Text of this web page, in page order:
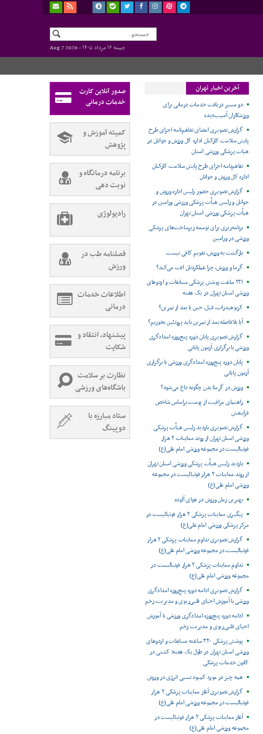
جمعه ۱۶ مرداد ۱۴۰۵ -
Aug 7 2026
آخرین اخبار تهران
دو مسیر دریافت خدمات درمانی برای
ورزشکاران آسیب‌دیده
گزارش تصویری امضای تفاهم‌نامه اجرای طرح
پایش سلامت کارکنان اداره کل ورزش و جوانان در
هیات پزشکی ورزشی استان
تفاهم‌نامه اجرای طرح پایش سلامت کارکنان
اداره کل ورزش و جوانان
گزارش تصویری حضور رئیس اداره ورزش و
جوانان و رئیس هیأت پزشکی ورزشی ورامین در
هیأت پزشکی ورزشی استان تهران
برنامه‌ریزی برای توسعه زیرساخت‌های پزشکی
ورزشی در ورامین
بازگشت به ورزش، تقویم کافی نیست
گرما و ورزش، چرا عملکردتان افت می‌کند؟
۲۲۱ ساعت پوشش پزشکی مسابقات و اردوهای
ورزشی استان تهران در یک هفته
کربوهیدرات، قبل، حین یا بعد از تمرین؟
آیا بلافاصله بعد از تمرین باید پروتئین بخوریم؟
گزارش تصویری پایان دوره پنج‌روزه امدادگری
ورزشی با برگزاری آزمون پایانی
پایان دوره پنج‌روزه امدادگری ورزشی با برگزاری
آزمون پایانی
ورزش در گرما؛ بدن چگونه داغ می‌شود؟
راهنمای مراقبت از پوست براساس شاخص
فرابنفش
گزارش تصویری بازدید رئیس هیأت پزشکی
ورزشی استان تهران از روند معاینات ۲ هزار
فوتبالیست در مجموعه ورزشی امام علی(ع)
بازدید رئیس هیأت پزشکی ورزشی استان تهران
از روند معاینات ۲ هزار فوتبالیست در مجموعه
ورزشی امام علی(ع)
بهترین زمان ورزش در هوای آلوده
پیگیری معاینات پزشکی ۲ هزار فوتبالیست در
مرکز پزشکی ورزشی امام علی(ع)
گزارش تصویری تداوم معاینات پزشکی ۲ هزار
فوتبالیست در مجموعه ورزشی امام علی(ع)
تداوم معاینات پزشکی ۲ هزار فوتبالیست در
مجموعه ورزشی امام علی(ع)
گزارش تصویری ادامه دوره پنج‌روزه امدادگری
ورزشی با آموزش احیای قلبی‌ریوی و مدیریت زخم
ادامه دوره پنج‌روزه امدادگری ورزشی با آموزش
احیای قلبی‌ریوی و مدیریت زخم
پوشش پزشکی ۳۲۰ ساعته مسابقات و اردوهای
ورزشی استان تهران در طول یک هفته؛ کشتی در
کانون خدمات پزشکی
همه چیز در مورد کمبود نسبی انرژی در ورزش
گزارش تصویری آغاز معاینات پزشکی ۲ هزار
فوتبالیست در مجموعه ورزشی امام علی(ع)
آغاز معاینات پزشکی ۲ هزار فوتبالیست در
مجموعه ورزشی امام علی(ع)
صدور آنلاین کارت
خدمات درمانی
کمیته آموزش و
پژوهش
برنامه درمانگاه و
نوبت دهی
رادیولوژی
فصلنامه طب در
ورزش
اطلاعات خدمات
درمانی
پیشنهاد، انتقاد و
شکایت
نظارت بر سلامت
باشگاه‌های ورزشی
ستاد مبارزه با
دوپینگ